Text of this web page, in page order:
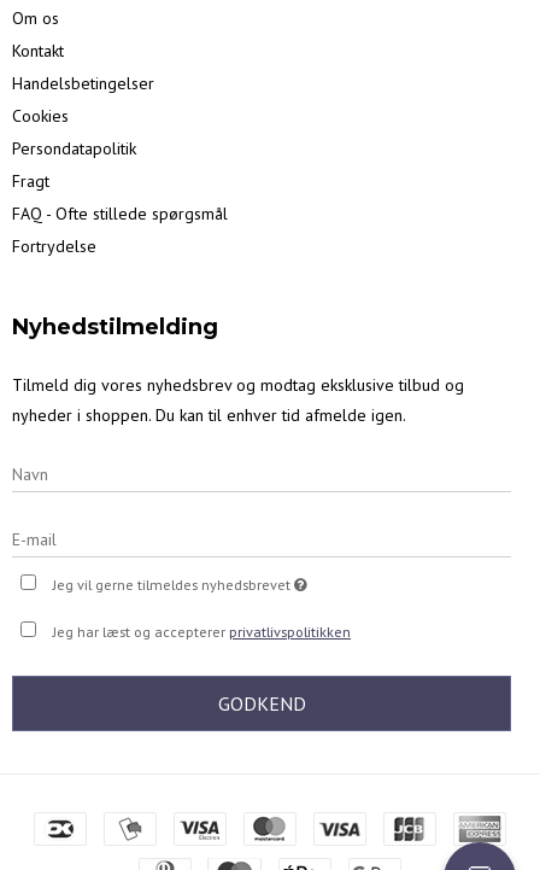
Om os
Kontakt
Handelsbetingelser
Cookies
Persondatapolitik
Fragt
FAQ - Ofte stillede spørgsmål
Fortrydelse
Nyhedstilmelding
Tilmeld dig vores nyhedsbrev og modtag eksklusive tilbud og
nyheder i shoppen. Du kan til enhver tid afmelde igen.
Jeg vil gerne tilmeldes nyhedsbrevet
Jeg har læst og accepterer privatlivspolitikken
GODKEND